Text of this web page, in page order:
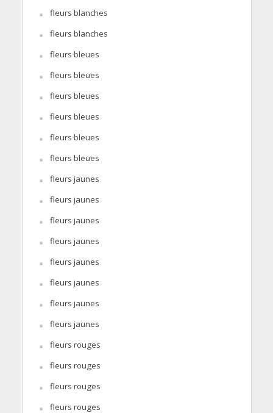
fleurs blanches
fleurs blanches
fleurs bleues
fleurs bleues
fleurs bleues
fleurs bleues
fleurs bleues
fleurs bleues
fleurs jaunes
fleurs jaunes
fleurs jaunes
fleurs jaunes
fleurs jaunes
fleurs jaunes
fleurs jaunes
fleurs jaunes
fleurs rouges
fleurs rouges
fleurs rouges
fleurs rouges